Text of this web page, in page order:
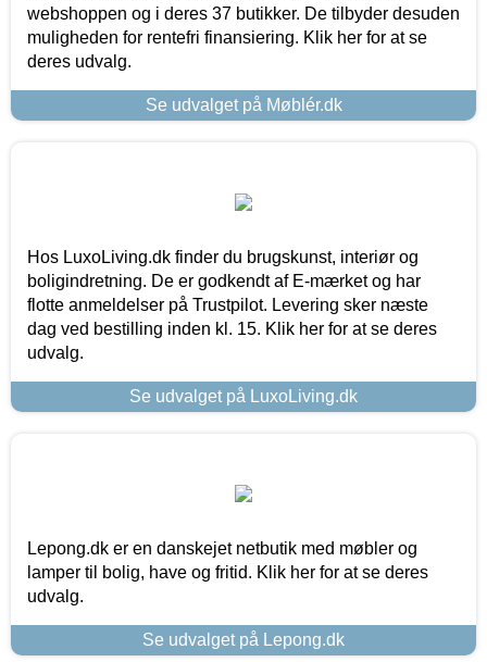
webshoppen og i deres 37 butikker. De tilbyder desuden
muligheden for rentefri finansiering. Klik her for at se
deres udvalg.
Se udvalget på Møblér.dk
Hos LuxoLiving.dk finder du brugskunst, interiør og
boligindretning. De er godkendt af E-mærket og har
flotte anmeldelser på Trustpilot. Levering sker næste
dag ved bestilling inden kl. 15. Klik her for at se deres
udvalg.
Se udvalget på LuxoLiving.dk
Lepong.dk er en danskejet netbutik med møbler og
lamper til bolig, have og fritid. Klik her for at se deres
udvalg.
Se udvalget på Lepong.dk